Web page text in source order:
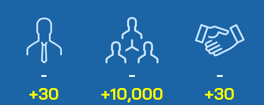
+30 +10,000 +30